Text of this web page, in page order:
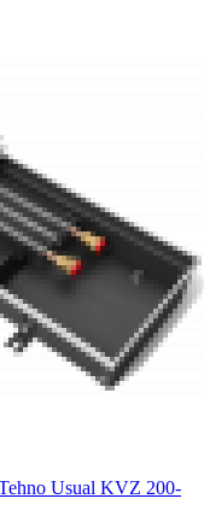
Usual KVZ 200-